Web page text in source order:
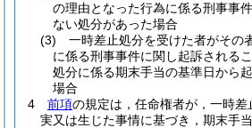
の理由となった行為に係る刑事事
ない処分があった場合
(3)
一時差止処分を受けた者がその
に係る刑事事件に関し起訴される
処分に係る期末手当の基準日から
場合
4
前項の規定は，任命権者が，一時
実又は生じた事情に基づき，期末手